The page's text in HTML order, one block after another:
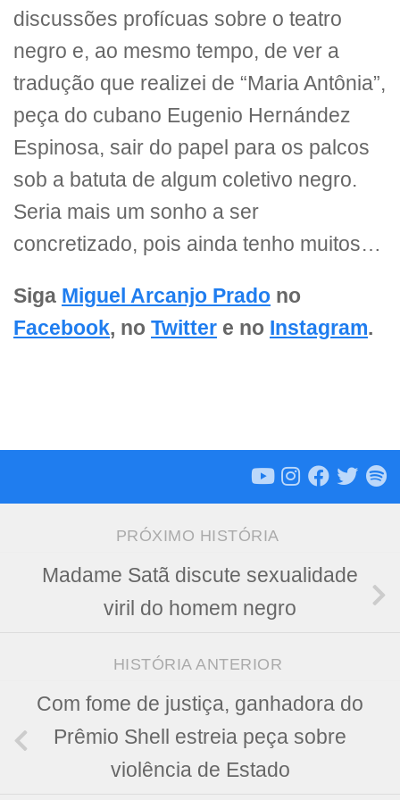
discussões profícuas sobre o teatro
negro e, ao mesmo tempo, de ver a
tradução que realizei de “Maria Antônia”,
peça do cubano Eugenio Hernández
Espinosa, sair do papel para os palcos
sob a batuta de algum coletivo negro.
Seria mais um sonho a ser
concretizado, pois ainda tenho muitos…
Siga Miguel Arcanjo Prado no
Facebook, no Twitter e no Instagram.
PRÓXIMO HISTÓRIA
Madame Satã discute sexualidade
viril do homem negro
HISTÓRIA ANTERIOR
Com fome de justiça, ganhadora do
Prêmio Shell estreia peça sobre
violência de Estado